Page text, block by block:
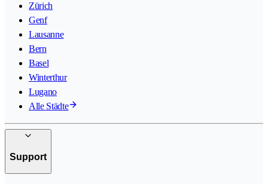
Zürich
Genf
Lausanne
Bern
Basel
Winterthur
Lugano
Alle Städte
Support